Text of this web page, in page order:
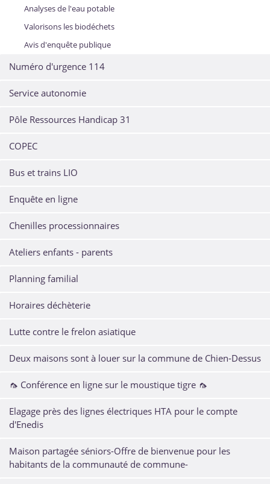
Analyses de l'eau potable
Valorisons les biodéchets
Avis d'enquête publique
Numéro d'urgence 114
Service autonomie
Pôle Ressources Handicap 31
COPEC
Bus et trains LIO
Enquête en ligne
Chenilles processionnaires
Ateliers enfants - parents
Planning familial
Horaires déchèterie
Lutte contre le frelon asiatique
Deux maisons sont à louer sur la commune de Chien-Dessus
🦟 Conférence en ligne sur le moustique tigre 🦟
Elagage près des lignes électriques HTA pour le compte
d'Enedis
Maison partagée séniors-Offre de bienvenue pour les
habitants de la communauté de commune-